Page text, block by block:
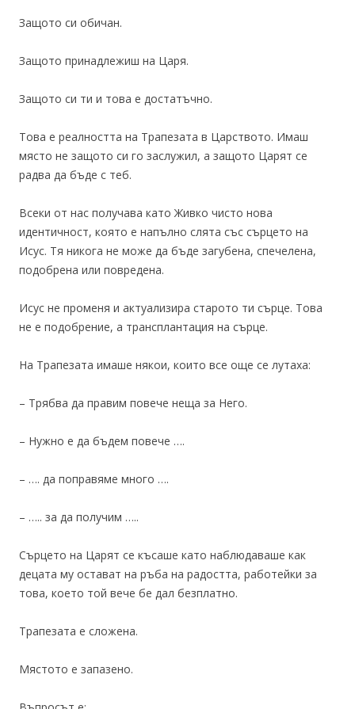
Защото си обичан.
Защото принадлежиш на Царя.
Защото си ти и това е достатъчно.
Това е реалността на Трапезата в Царството. Имаш
място не защото си го заслужил, а защото Царят се
радва да бъде с теб.
Всеки от нас получава като Живко чисто нова
идентичност, която е напълно слята със сърцето на
Исус. Тя никога не може да бъде загубена, спечелена,
подобрена или повредена.
Исус не променя и актуализира старото ти сърце. Това
не е подобрение, а трансплантация на сърце.
На Трапезата имаше някои, които все още се лутаха:
– Трябва да правим повече неща за Него.
– Нужно е да бъдем повече ….
– …. да поправяме много ….
– ….. за да получим …..
Сърцето на Царят се късаше като наблюдаваше как
децата му остават на ръба на радостта, работейки за
това, което той вече бе дал безплатно.
Трапезата е сложена.
Мястото е запазено.